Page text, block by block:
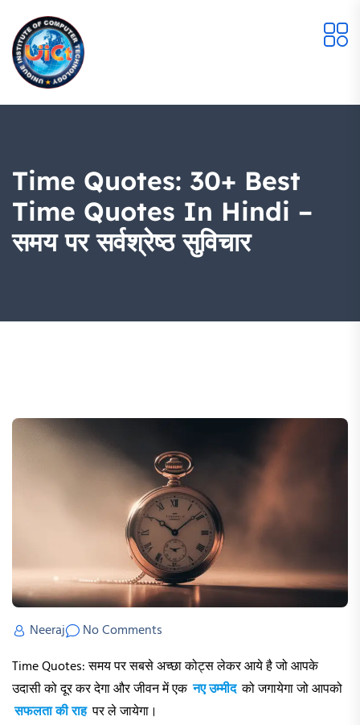
Time Quotes: 30+ Best
Time Quotes In Hindi –
समय पर सर्वश्रेष्ठ सुविचार
Neeraj
No Comments
Time Quotes: समय पर सबसे अच्छा कोट्स लेकर आये है जो आपके
उदासी को दूर कर देगा और जीवन में एक नए उम्मीद को जगायेगा जो आपको
सफलता की राह पर ले जायेगा।